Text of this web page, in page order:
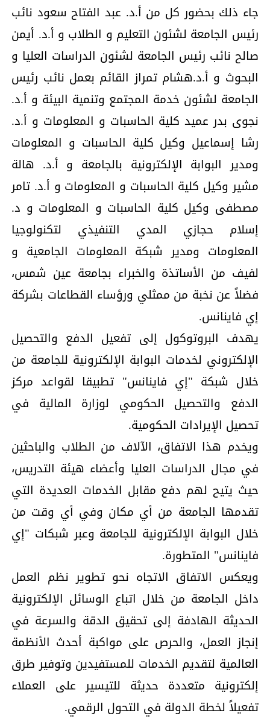
جاء ذلك بحضور كل من أ.د. عبد الفتاح سعود نائب
رئيس الجامعة لشئون التعليم و الطلاب و أ.د. أيمن
صالح نائب رئيس الجامعة لشئون الدراسات العليا و
البحوث و أ.د.هشام تمراز القائم بعمل نائب رئيس
الجامعة لشئون خدمة المجتمع وتنمية البيئة و أ.د.
نجوى بدر عميد كلية الحاسبات و المعلومات و أ.د.
رشا إسماعيل وكيل كلية الحاسبات و المعلومات
ومدير البوابة الإلكترونية بالجامعة و أ.د. هالة
مشير وكيل كلية الحاسبات و المعلومات و أ.د. تامر
مصطفى وكيل كلية الحاسبات و المعلومات و د.
إسلام حجازي المدي التنفيذي لتكنولوجيا
المعلومات ومدير شبكة المعلومات الجامعية و
لفيف من الأساتذة والخبراء بجامعة عين شمس،
فضلاً عن نخبة من ممثلي ورؤساء القطاعات بشركة
إي فاينانس.
يهدف البروتوكول إلى تفعيل الدفع والتحصيل
الإلكتروني لخدمات البوابة الإلكترونية للجامعة من
خلال شبكة "إي فاينانس" تطبيقا لقواعد مركز
الدفع والتحصيل الحكومي لوزارة المالية في
تحصيل الإيرادات الحكومية.
ويخدم هذا الاتفاق، الآلاف من الطلاب والباحثين
في مجال الدراسات العليا وأعضاء هيئة التدريس،
حيث يتيح لهم دفع مقابل الخدمات العديدة التي
تقدمها الجامعة من أي مكان وفي أي وقت من
خلال البوابة الإلكترونية للجامعة وعبر شبكات "إي
فاينانس" المتطورة.
ويعكس الاتفاق الاتجاه نحو تطوير نظم العمل
داخل الجامعة من خلال اتباع الوسائل الإلكترونية
الحديثة الهادفة إلى تحقيق الدقة والسرعة في
إنجاز العمل، والحرص على مواكبة أحدث الأنظمة
العالمية لتقديم الخدمات للمستفيدين وتوفير طرق
إلكترونية متعددة حديثة للتيسير على العملاء
تفعيلاً لخطة الدولة في التحول الرقمي.